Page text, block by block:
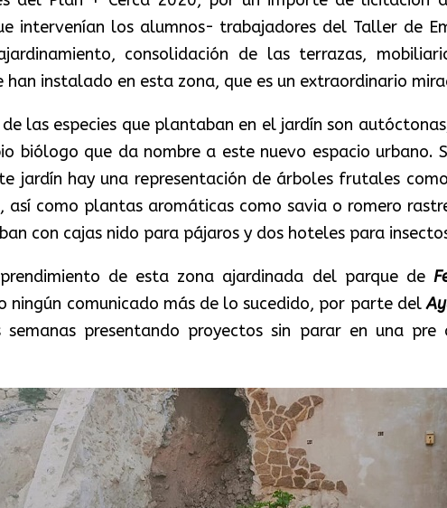
intervenían los alumnos- trabajadores del Taller de
consolidación de las terrazas,
han instalado en esta zona, que es un extraordinario
las especies que plantaban en el jardín son
biólogo que da nombre a este nuevo espacio urbano.
jardín hay una representación de árboles frutales
así como plantas aromáticas como savia o romero
con cajas nido para pájaros y dos hoteles para
de esta zona ajardinada del parque de
ningún comunicado más de lo sucedido, por parte del
semanas presentando proyectos sin parar en una pre